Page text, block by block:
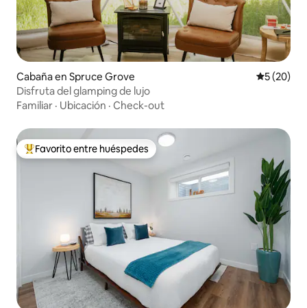
Cabaña en Spruce Grove
5 (20)
Disfruta del glamping de lujo
Familiar · Ubicación · Check-out
Favorito entre huéspedes preferido
Favorito entre huéspedes